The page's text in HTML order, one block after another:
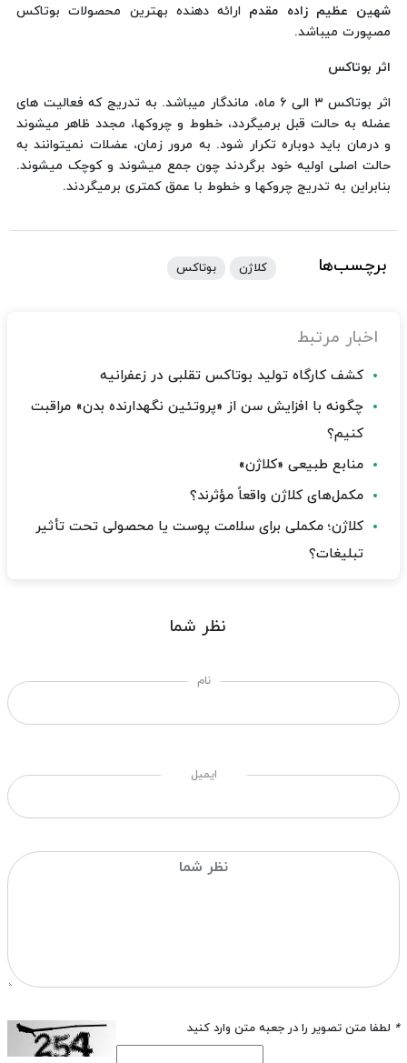
شهین عظیم زاده مقدم ارائه دهنده بهترین محصولات بوتاکس
مصپورت میباشد.
اثر بوتاکس
اثر بوتاکس ۳ الی ۶ ماه، ماندگار میباشد. به تدریج که فعالیت های
عضله به حالت قبل برمیگردد، خطوط و چروکها، مجدد ظاهر میشوند
و درمان باید دوباره تکرار شود. به مرور زمان، عضلات نمیتوانند به
حالت اصلی اولیه خود برگردند چون جمع میشوند و کوچک میشوند.
بنابراین به تدریج چروکها و خطوط با عمق کمتری برمیگردند.
برچسب‌ها کلاژن بوتاکس
اخبار مرتبط
کشف کارگاه تولید بوتاکس تقلبی در زعفرانیه
چگونه با افزایش سن از «پروتئین نگهدارنده بدن» مراقبت
کنیم؟
منابع طبیعی «کلاژن‌»
مکمل‌های کلاژن واقعاً مؤثرند؟
کلاژن؛ مکملی برای سلامت پوست یا محصولی تحت تأثیر
تبلیغات؟
نظر شما
نام
ایمیل
* لطفا متن تصویر را در جعبه متن وارد کنید